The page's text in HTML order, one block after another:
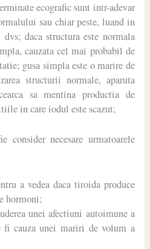
ecografic sunt intr-adevar
sau chiar peste, luand in
daca structura este normala
cauzata cel mai probabil de
gusa simpla este o marire de
structurii normale, aparuta
sa mentina productia de
in care iodul este scazut;
consider necesare urmatoarele
a vedea daca tiroida produce
hormoni;
unei afectiuni autoimune a
fi cauza unei mariri de volum a